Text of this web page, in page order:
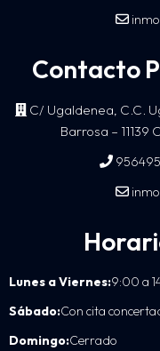
Contacto
C/ Ugaldenea, C.C.
Barrosa – 11139
Lunes a Viernes:9:00 a
Sábado:Con cita
Domingo:Cerrado